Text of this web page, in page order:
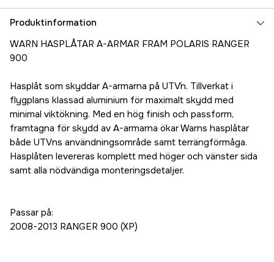
Produktinformation
WARN HASPLÅTAR A-ARMAR FRAM POLARIS RANGER
900
Hasplåt som skyddar A-armarna på UTV´n. Tillverkat i
flygplans klassad aluminium för maximalt skydd med
minimal viktökning. Med en hög finish och passform,
framtagna för skydd av A-armarna ökar Warns hasplåtar
både UTVns användningsområde samt terrängförmåga.
Hasplåten levereras komplett med höger och vänster sida
samt alla nödvändiga monteringsdetaljer.
Passar på:
2008-2013 RANGER 900 (XP)